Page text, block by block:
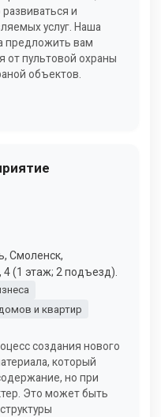
и
услуг. Наша
предложить вам
от пультовой охраны
объектов.
Смоленск,
(1 этаж; 2 подъезд).
и квартир
создания нового
который
но при
Это может быть